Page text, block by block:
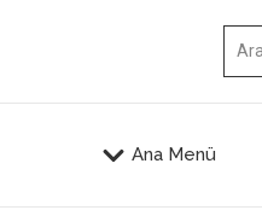
Ana Menü